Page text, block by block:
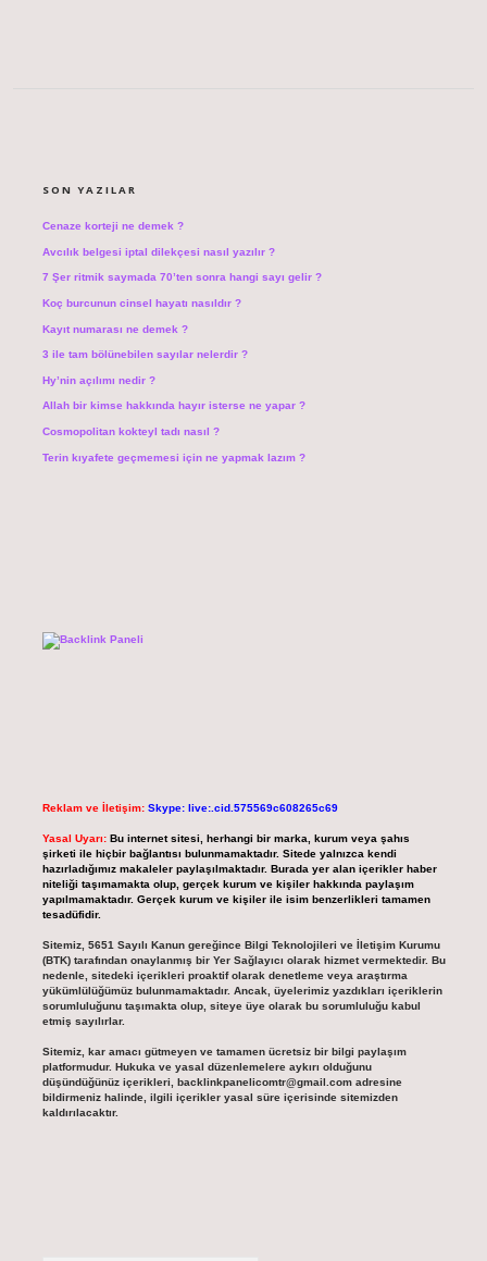
SON YAZILAR
Cenaze korteji ne demek ?
Avcılık belgesi iptal dilekçesi nasıl yazılır ?
7 Şer ritmik saymada 70’ten sonra hangi sayı gelir ?
Koç burcunun cinsel hayatı nasıldır ?
Kayıt numarası ne demek ?
3 ile tam bölünebilen sayılar nelerdir ?
Hy’nin açılımı nedir ?
Allah bir kimse hakkında hayır isterse ne yapar ?
Cosmopolitan kokteyl tadı nasıl ?
Terin kıyafete geçmemesi için ne yapmak lazım ?
Reklam ve İletişim: Skype: live:.cid.575569c608265c69
Yasal Uyarı: Bu internet sitesi, herhangi bir marka, kurum veya şahıs
şirketi ile hiçbir bağlantısı bulunmamaktadır. Sitede yalnızca kendi
hazırladığımız makaleler paylaşılmaktadır. Burada yer alan içerikler haber
niteliği taşımamakta olup, gerçek kurum ve kişiler hakkında paylaşım
yapılmamaktadır. Gerçek kurum ve kişiler ile isim benzerlikleri tamamen
tesadüfidir.
Sitemiz, 5651 Sayılı Kanun gereğince Bilgi Teknolojileri ve İletişim Kurumu
(BTK) tarafından onaylanmış bir Yer Sağlayıcı olarak hizmet vermektedir. Bu
nedenle, sitedeki içerikleri proaktif olarak denetleme veya araştırma
yükümlülüğümüz bulunmamaktadır. Ancak, üyelerimiz yazdıkları içeriklerin
sorumluluğunu taşımakta olup, siteye üye olarak bu sorumluluğu kabul
etmiş sayılırlar.
Sitemiz, kar amacı gütmeyen ve tamamen ücretsiz bir bilgi paylaşım
platformudur. Hukuka ve yasal düzenlemelere aykırı olduğunu
düşündüğünüz içerikleri, backlinkpanelicomtr@gmail.comadresine
bildirmeniz halinde, ilgili içerikler yasal süre içerisinde sitemizden
kaldırılacaktır.